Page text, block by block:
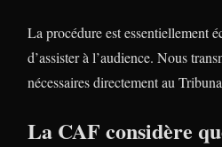
La procédure est essentiellement
d’assister à l’audience. Nous
nécessaires directement au
La CAF considère